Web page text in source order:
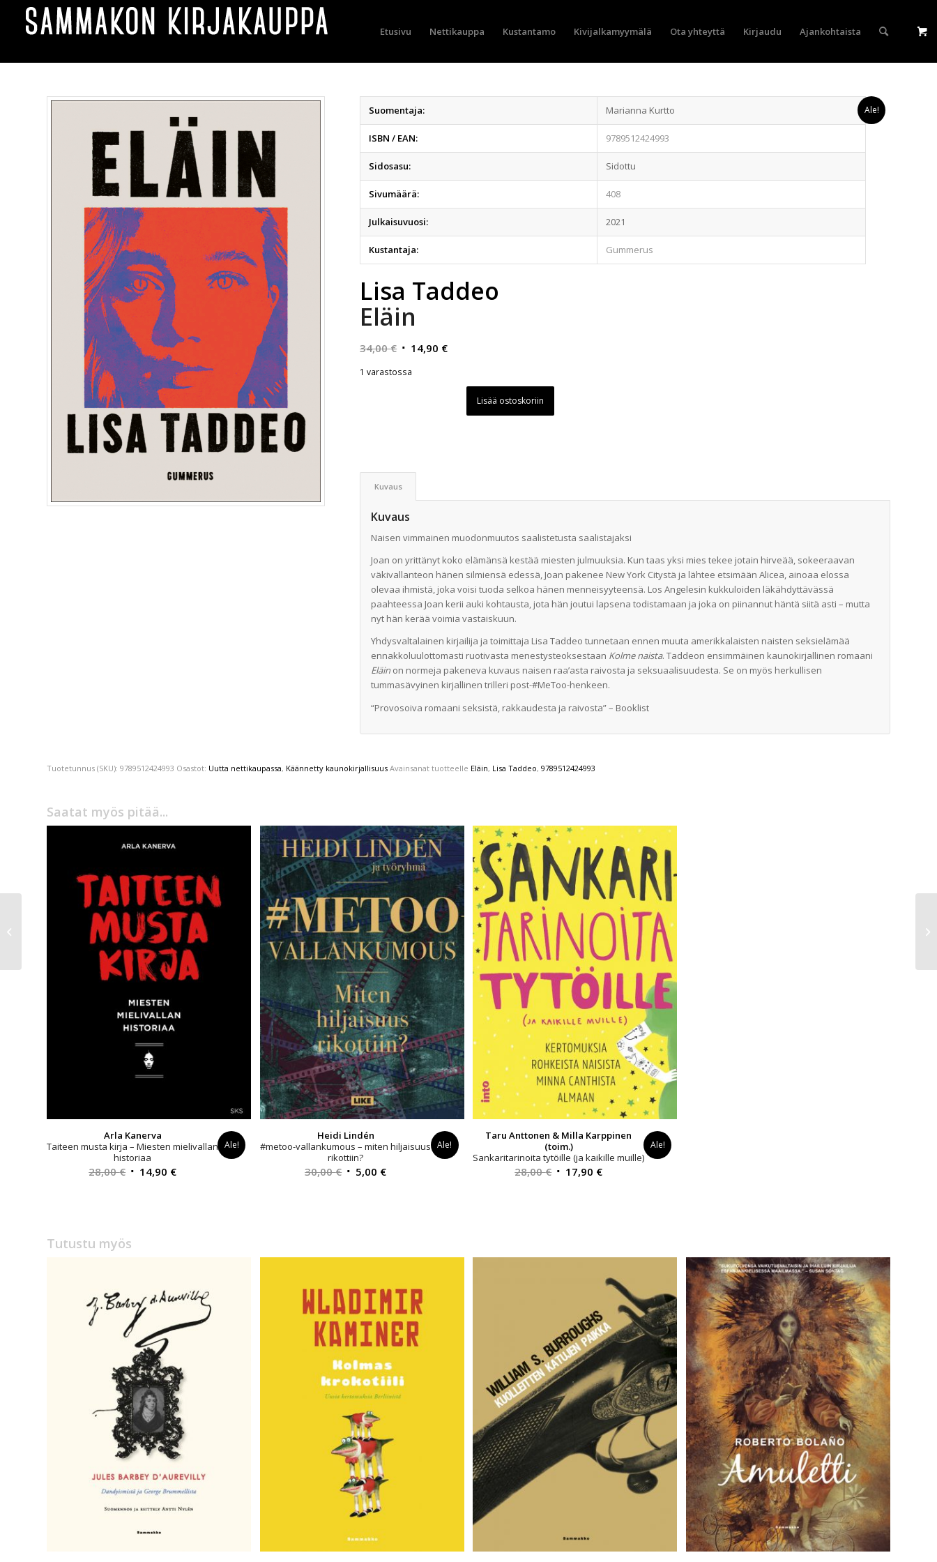
Etusivu Nettikauppa Kustantamo Kivijalkamyymälä Ota yhteyttä Kirjaudu Ajankohtaista
Ale!
Suomentaja: Marianna Kurtto
ISBN / EAN: 9789512424993
Sidosasu: Sidottu
Sivumäärä: 408
Julkaisuvuosi: 2021
Kustantaja: Gummerus
Lisa Taddeo
Eläin
34,00€ Alkuperäinen
14,90 €Nykyinen
14,90 €.
1 varastossa
Lisää ostoskoriin
Kuvaus
Kuvaus
Naisen vimmainen muodonmuutos saalistetusta saalistajaksi
Joan on yrittänyt koko elämänsä kestää miesten julmuuksia. Kun taas yksi mies tekee jotain hirveää, sokeeraavan
väkivallanteon hänen silmiensä edessä, Joan pakenee New York Citystä ja lähtee etsimään Alicea, ainoaa elossa
olevaa ihmistä, joka voisi tuoda selkoa hänen menneisyyteensä. Los Angelesin kukkuloiden läkähdyttävässä
paahteessa Joan kerii auki kohtausta, jota hän joutui lapsena todistamaan ja joka on piinannut häntä siitä asti – mutta
nyt hän kerää voimia vastaiskuun.
Yhdysvaltalainen kirjailija ja toimittaja Lisa Taddeo tunnetaan ennen muuta amerikkalaisten naisten seksielämää
ennakkoluulottomasti ruotivasta menestysteoksestaan Kolme naista. Taddeon ensimmäinen kaunokirjallinen romaani
Eläin on normeja pakeneva kuvaus naisen raa’asta raivosta ja seksuaalisuudesta. Se on myös herkullisen
tummasävyinen kirjallinen trilleri post-#MeToo-henkeen.
“Provosoiva romaani seksistä, rakkaudesta ja raivosta” – Booklist
Tuotetunnus (SKU): 9789512424993 Osastot: Uutta nettikaupassa, Käännetty kaunokirjallisuus Avainsanat tuotteelle Eläin, Lisa Taddeo, 9789512424993
Saatat myös pitää...
Arla Kanerva
Taiteen musta kirja – Miesten mielivallan
historiaa
28,00€ Alkuperäinen
14,90 €Nykyinen
Ale!
Heidi Lindén
#metoo-vallankumous – miten hiljaisuus
rikottiin?
30,00€ Alkuperäinen
5,00 €Nykyinen
Ale!
Taru Anttonen & Milla Karppinen
(toim.)
Sankaritarinoita tytöille (ja kaikille muille)
28,00€ Alkuperäinen
17,90 €Nykyinen
Ale!
Tutustu myös